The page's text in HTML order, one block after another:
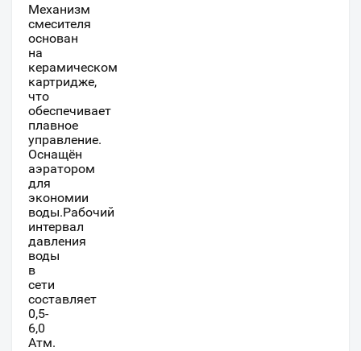
Механизм
смесителя
основан
на
керамическом
картридже,
что
обеспечивает
плавное
управление.
Оснащён
аэратором
для
экономии
воды.Рабочий
интервал
давления
воды
в
сети
составляет
0,5-
6,0
Атм.